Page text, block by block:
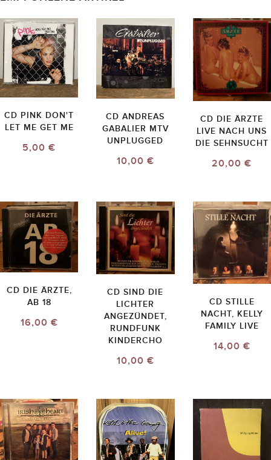
CD PINK DON'T
LET ME GET ME
5,00 €
CD ANDREAS
GABALIER MTV
UNPLUGGED
10,00 €
CD DIE ÄRZTE
LIVE NACH UNS
DIE SEHNSUCHT
20,00 €
CD DIE ÄRZTE,
AB 18
16,00 €
CD SIND DIE
LICHTER
ANGEZÜNDET,
RUNDFUNK
KINDERCHO
10,00 €
CD STILLE
NACHT, KELLY
FAMILY LIVE
14,00 €